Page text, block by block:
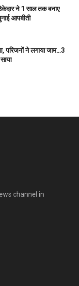
ने 1 साल तक बनाए
आपबीती
परिजनों ने लगाया जाम…3
channel in